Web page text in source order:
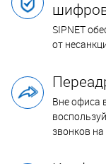
SIPNET
от
Вне офиса
звонков